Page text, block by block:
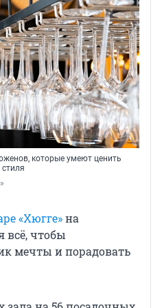
которые умеют ценить
«Хюгге»на
всё, чтобы
мечты и порадовать